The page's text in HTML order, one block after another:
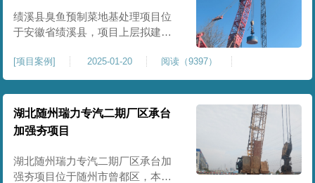
施工质量，确保工程整体质量。在
施工过程中我司严格按照设计规范
绩溪县臭鱼预制菜地基处理项目位
于安徽省绩溪县，项目上层拟建生
米。本项目场地后续使用要求较
高，设计拟采用大夯击能进行场地
地基加固处理，我司配备FW5000A
大型强夯机一台，并配备28m龙门架
一幅辅助高能级强夯施工，配备
85T，直径为2m，高度为2.2m的柱
锤一个，柱锤接地面积更小，强夯
穿透
[项目案例] 2025-01-20 阅读（9397）
湖北随州瑞力专汽二期厂区承台
加强夯项目
湖北随州瑞力专汽二期厂区承台加
强夯项目位于随州市曾都区，本项